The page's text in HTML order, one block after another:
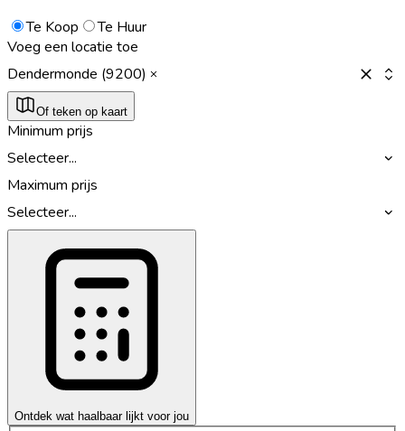
Te Koop
Te Huur
Voeg een locatie toe
Dendermonde (9200)
Of teken op kaart
Minimum prijs
Selecteer...
Maximum prijs
Selecteer...
Ontdek wat haalbaar lijkt voor jou